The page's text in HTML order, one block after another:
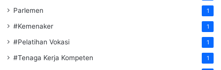
Parlemen 1
#Kemenaker 1
#Pelatihan Vokasi 1
#Tenaga Kerja Kompeten 1